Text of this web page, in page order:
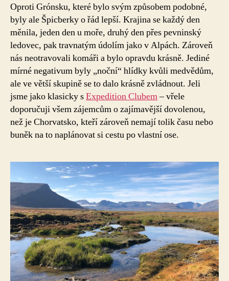
Oproti Grónsku, které bylo svým způsobem podobné,
byly ale Špicberky o řád lepší. Krajina se každý den
měnila, jeden den u moře, druhý den přes pevninský
ledovec, pak travnatým údolím jako v Alpách. Zároveň
nás neotravovali komáři a bylo opravdu krásně. Jediné
mírné negativum byly „noční“ hlídky kvůli medvědům,
ale ve větší skupině se to dalo krásně zvládnout. Jeli
jsme jako klasicky sExpedition Clubem– vřele
doporučuji všem zájemcům o zajímavější dovolenou,
než je Chorvatsko, kteří zároveň nemají tolik času nebo
buněk na to naplánovat si cestu po vlastní ose.